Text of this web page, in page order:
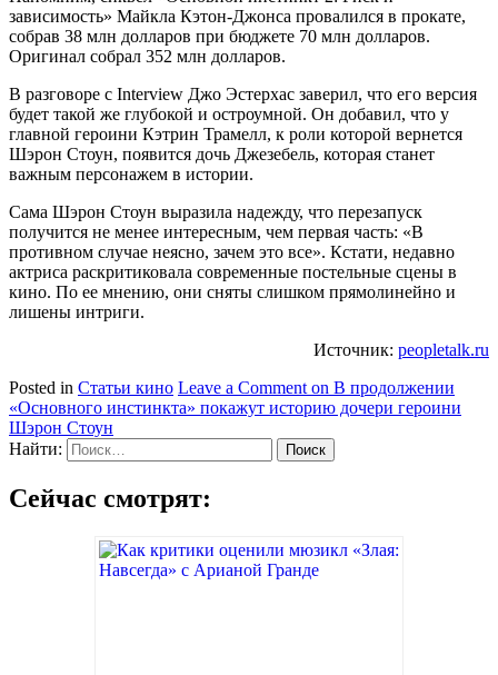
зависимость» Майкла Кэтон-Джонса провалился в прокате,
собрав 38 млн долларов при бюджете 70 млн долларов.
Оригинал собрал 352 млн долларов.
В разговоре с Interview Джо Эстерхас заверил, что его версия
будет такой же глубокой и остроумной. Он добавил, что у
главной героини Кэтрин Трамелл, к роли которой вернется
Шэрон Стоун, появится дочь Джезебель, которая станет
важным персонажем в истории.
Сама Шэрон Стоун выразила надежду, что перезапуск
получится не менее интересным, чем первая часть: «В
противном случае неясно, зачем это все». Кстати, недавно
актриса раскритиковала современные постельные сцены в
кино. По ее мнению, они сняты слишком прямолинейно и
лишены интриги.
Источник: peopletalk.ru
Posted in Статьи кино Leave a Comment on В продолжении
«Основного инстинкта» покажут историю дочери героини
Шэрон Стоун
Найти:
Сейчас смотрят: